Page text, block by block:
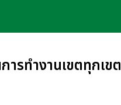
รทำงานเขตทุกเขต